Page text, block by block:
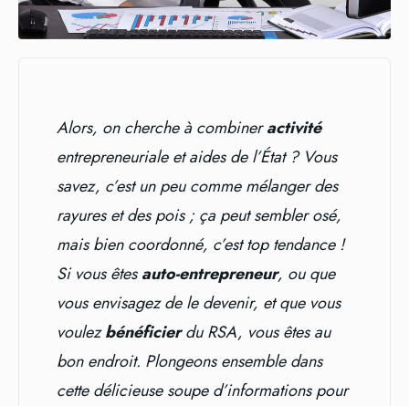
Alors, on cherche à combineractivité
entrepreneuriale et aides de l’État ? Vous
savez, c’est un peu comme mélanger des
rayures et des pois ; ça peut sembler osé,
mais bien coordonné, c’est top tendance !
Si vous êtesauto-entrepreneur, ou que
vous envisagez de le devenir, et que vous
voulezbénéficierdu RSA, vous êtes au
bon endroit. Plongeons ensemble dans
cette délicieuse soupe d’informations pour